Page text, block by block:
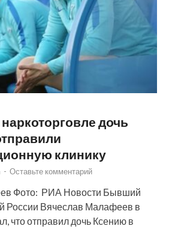
дочь
клинику
- Оставьте комментарий
Фото: РИА Новости Бывший
России Вячеслав Малафеев в
что отправил дочь Ксению в